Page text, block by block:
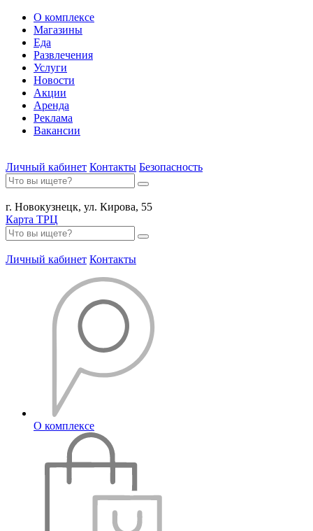
О комплексе
Магазины
Еда
Развлечения
Услуги
Новости
Акции
Аренда
Реклама
Вакансии
Личный кабинет Контакты Безопасность
г. Новокузнецк, ул. Кирова, 55
Карта ТРЦ
Личный кабинет Контакты
О комплексе